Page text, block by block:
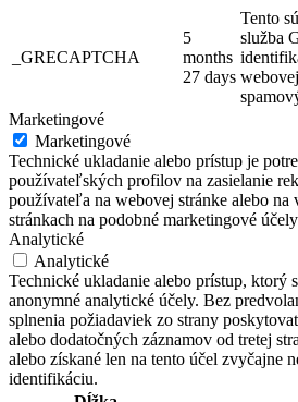
_GRECAPTCHA
5
months
27 days
Tento
služba
Marketingové
Marketingové
Technické ukladanie alebo prístup je
používateľských profilov na zasielanie
používateľa na webovej stránke alebo na
stránkach na podobné marketingové
Analytické
Analytické
Technické ukladanie alebo prístup, ktorý
anonymné analytické účely. Bez
splnenia požiadaviek zo strany
alebo dodatočných záznamov od tretej
alebo získané len na tento účel zvyčajne
identifikáciu.